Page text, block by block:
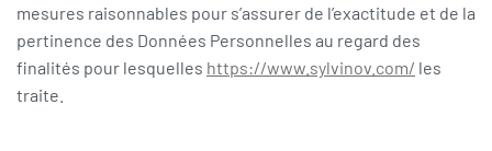
mesures raisonnables pour s’assurer de l’exactitude et de la
pertinence des Données Personnelles au regard des
finalités pour lesquelles https://www.sylvinov.com/ les
traite.